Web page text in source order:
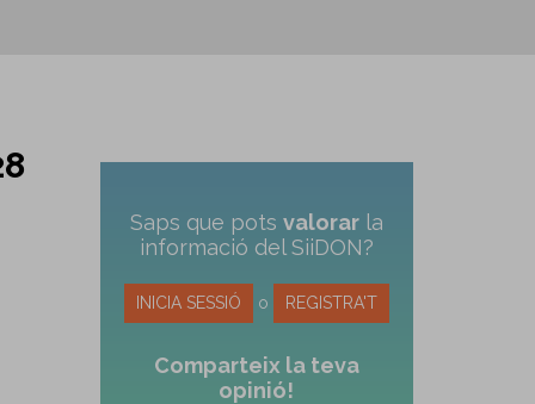
Saps que pots valorarla
informació del SiiDON?
INICIA SESSIÓ o REGISTRA'T
Comparteix la teva
opinió!